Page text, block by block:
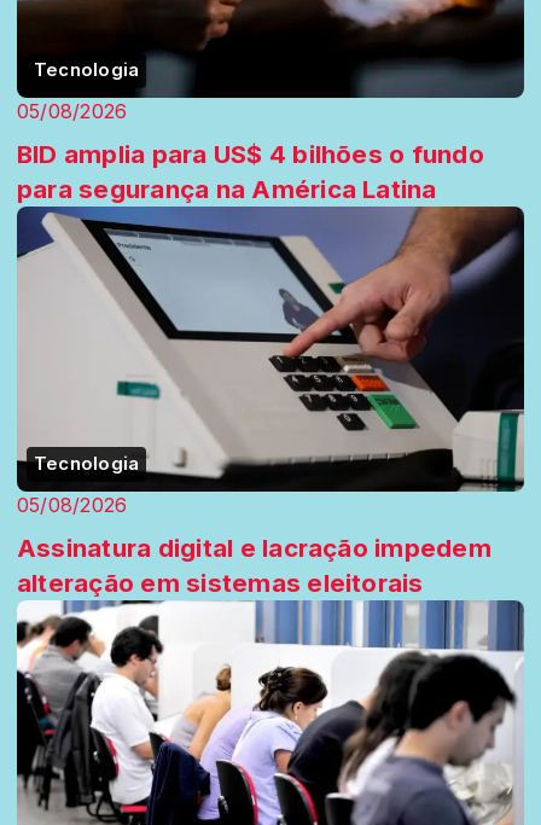
Tecnologia
05/08/2026
BID amplia para US$ 4 bilhões o fundo
para segurança na América Latina
Tecnologia
05/08/2026
Assinatura digital e lacração impedem
alteração em sistemas eleitorais